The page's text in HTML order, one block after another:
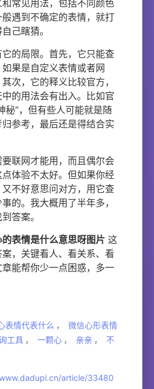
常见用法，包括不同颜色
遇到不确定的表情，就打
己瞎猜。
的局限。首先，它只能查
果是自定义表情或者网
次，它的释义比较官方，
的用法会有出入。比如官
秘”，但有些人可能就是随
参考，最后还是得结合实
联网才能用，而且偶尔会
体验不太好。但如果你经
不好意思问对方，用它查
的。我大概用了半年多，
答案。
表情是什么意思呀图片 这
，关键看人、看关系、看
能帮你少一点困惑，多一
表情代表什么 ，
微信心形表情
工具 ， 一颗心 ， 亲亲 ，
不
article/33480